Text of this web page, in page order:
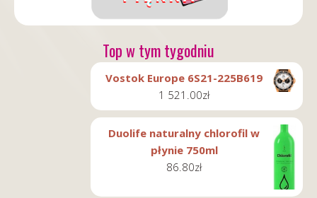
Top w tym tygodniu
Vostok Europe 6S21-225B619
1 521.00zł
Duolife naturalny chlorofil w
płynie 750ml
86.80zł